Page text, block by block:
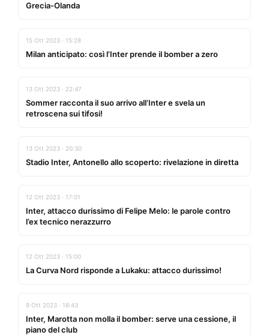
Grecia-Olanda
15 Ott 2023 · 15:28
Milan anticipato: così l’Inter prende il bomber a zero
13 Ott 2023 · 22:47
Sommer racconta il suo arrivo all’Inter e svela un
retroscena sui tifosi!
13 Ott 2023 · 20:30
Stadio Inter, Antonello allo scoperto: rivelazione in diretta
12 Ott 2023 · 17:01
Inter, attacco durissimo di Felipe Melo: le parole contro
l’ex tecnico nerazzurro
12 Ott 2023 · 15:00
La Curva Nord risponde a Lukaku: attacco durissimo!
9 Ott 2023 · 18:43
Inter, Marotta non molla il bomber: serve una cessione, il
piano del club